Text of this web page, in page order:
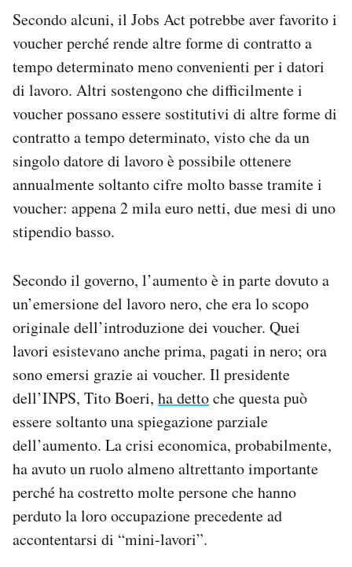
Secondo alcuni, il Jobs Act potrebbe aver favorito i
voucher perché rende altre forme di contratto a
tempo determinato meno convenienti per i datori
di lavoro. Altri sostengono che difficilmente i
voucher possano essere sostitutivi di altre forme di
contratto a tempo determinato, visto che da un
singolo datore di lavoro è possibile ottenere
annualmente soltanto cifre molto basse tramite i
voucher: appena 2 mila euro netti, due mesi di uno
stipendio basso.
Secondo il governo, l’aumento è in parte dovuto a
un’emersione del lavoro nero, che era lo scopo
originale dell’introduzione dei voucher. Quei
lavori esistevano anche prima, pagati in nero; ora
sono emersi grazie ai voucher. Il presidente
dell’INPS, Tito Boeri, ha dettoche questa può
essere soltanto una spiegazione parziale
dell’aumento. La crisi economica, probabilmente,
ha avuto un ruolo almeno altrettanto importante
perché ha costretto molte persone che hanno
perduto la loro occupazione precedente ad
accontentarsi di “mini-lavori”.